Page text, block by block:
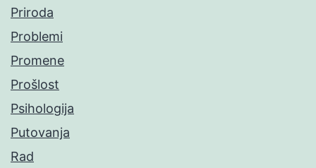
Priroda
Problemi
Promene
Prošlost
Psihologija
Putovanja
Rad